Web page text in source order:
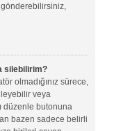
silebilirim?
olmadığınız sürece,
veya
düzenle butonuna
bazen sadece belirli